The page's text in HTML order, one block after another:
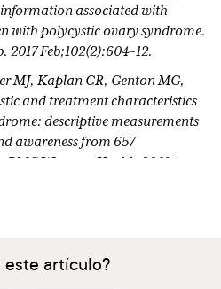
associated with
with polycystic ovary syndrome.
2017 Feb;102(2):604-12.
MJ, Kaplan CR, Genton MG,
and treatment characteristics
descriptive measurements
awareness from 657
BMC Womens Health.2001 Aug
B, Gordon CM. Fertility
2003;16:33-37.
este artículo?